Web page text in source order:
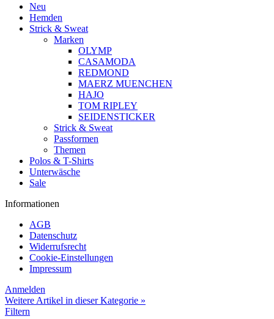
Neu
Hemden
Strick & Sweat
Marken
OLYMP
CASAMODA
REDMOND
MAERZ MUENCHEN
HAJO
TOM RIPLEY
SEIDENSTICKER
Strick & Sweat
Passformen
Themen
Polos & T-Shirts
Unterwäsche
Sale
Informationen
AGB
Datenschutz
Widerrufsrecht
Cookie-Einstellungen
Impressum
Anmelden
Weitere Artikel in dieser Kategorie »
Filtern